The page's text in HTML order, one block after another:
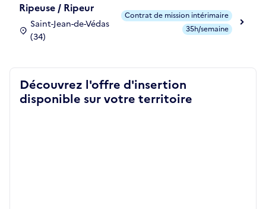
Ripeuse / Ripeur
Saint-Jean-de-Védas
(34)
Contrat de mission intérimaire
35h/semaine
Découvrez l'offre d'insertion
disponible sur votre territoire